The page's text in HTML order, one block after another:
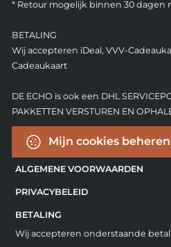
* Retour mogelijk binnen 30 dagen
BETALING
Wij accepteren iDeal, VVV-
Cadeaukaart
DE ECHO is ook een DHL
PAKKETTEN VERSTUREN EN
Mijn cookies beheren
ALGEMENE VOORWAARDEN
PRIVACYBELEID
BETALING
Wij accepteren onderstaande